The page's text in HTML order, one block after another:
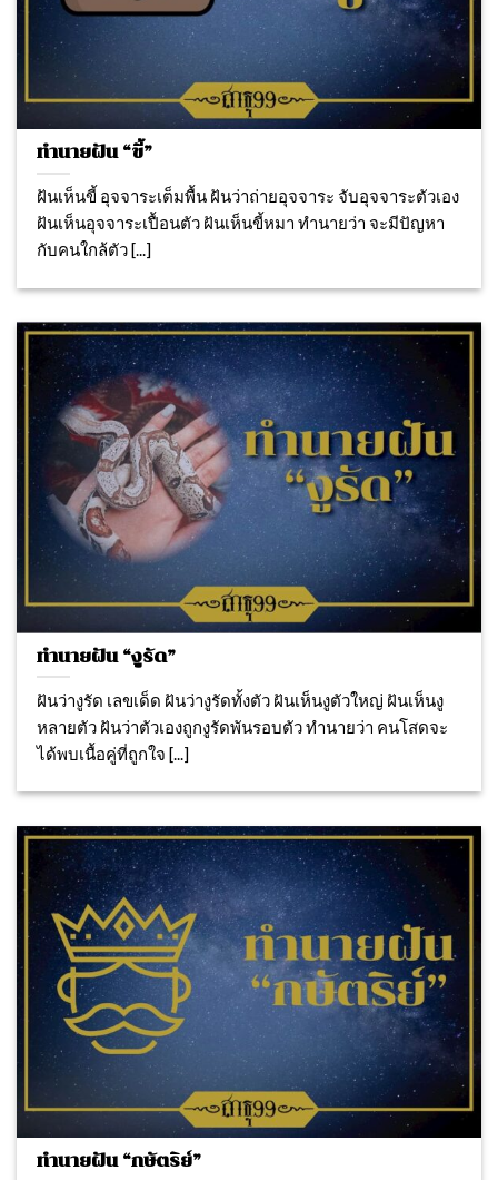
ทำนายฝัน “ขี้”
ฝันเห็นขี้ อุจจาระเต็มพื้น ฝันว่าถ่ายอุจจาระ จับอุจจาระตัวเอง
ฝันเห็นอุจจาระเปื้อนตัว ฝันเห็นขี้หมา ทำนายว่า จะมีปัญหา
กับคนใกล้ตัว [...]
ทำนายฝัน “งูรัด”
ฝันว่างูรัด เลขเด็ด ฝันว่างูรัดทั้งตัว ฝันเห็นงูตัวใหญ่ ฝันเห็นงู
หลายตัว ฝันว่าตัวเองถูกงูรัดพันรอบตัว ทำนายว่า คนโสดจะ
ได้พบเนื้อคู่ที่ถูกใจ [...]
ทำนายฝัน “กษัตริย์”